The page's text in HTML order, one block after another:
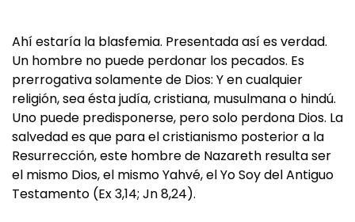
Ahí estaría la blasfemia. Presentada así es verdad.
Un hombre no puede perdonar los pecados. Es
prerrogativa solamente de Dios: Y en cualquier
religión, sea ésta judía, cristiana, musulmana o hindú.
Uno puede predisponerse, pero solo perdona Dios. La
salvedad es que para el cristianismo posterior a la
Resurrección, este hombre de Nazareth resulta ser
el mismo Dios, el mismo Yahvé, el Yo Soy del Antiguo
Testamento (Ex 3,14; Jn 8,24).